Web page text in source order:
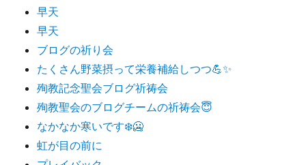
早天
早天
ブログの祈り会
たくさん野菜摂って栄養補給しつつ💪✨
殉教記念聖会ブログ祈祷会
殉教聖会のブログチームの祈祷会😇
なかなか寒いです❄️🥶
虹が目の前に